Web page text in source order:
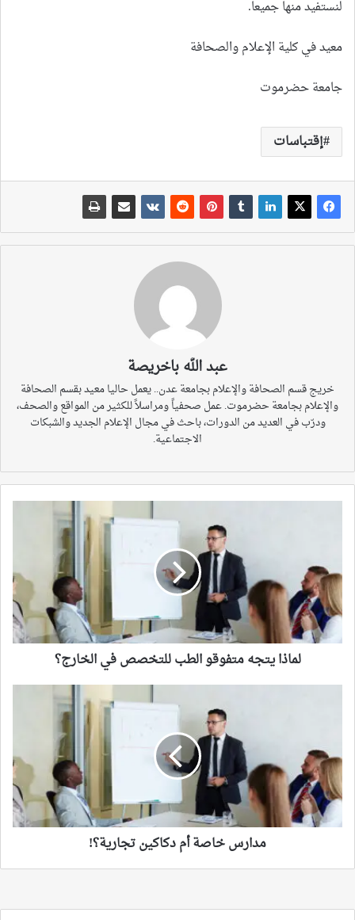
لنستفيد منها جميعا.
معيد في كلية الإعلام والصحافة
جامعة حضرموت
إقتباسات
عبد الله باخريصة
خريج قسم الصحافة والإعلام بجامعة عدن.. يعمل حاليا معيد بقسم الصحافة
والإعلام بجامعة حضرموت. عمل صحفياً ومراسلاً للكثير من المواقع والصحف،
ودرّب في العديد من الدورات، باحث في مجال الإعلام الجديد والشبكات
الاجتماعية.
للتخصص
في
الخارج؟
لماذا يتجه متفوقو الطب للتخصص في الخارج؟
تجارية؟!
مدارس خاصة أم دكاكين تجارية؟!